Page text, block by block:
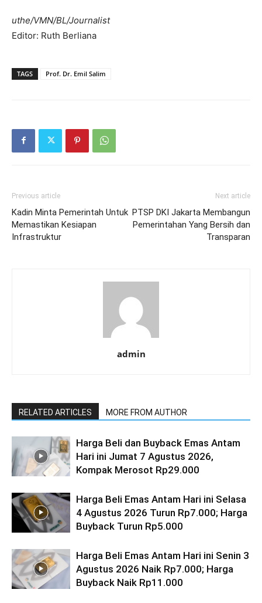
uthe/VMN/BL/Journalist
Editor: Ruth Berliana
TAGS Prof. Dr. Emil Salim
Previous article
Kadin Minta Pemerintah Untuk
Memastikan Kesiapan
Infrastruktur
Next article
PTSP DKI Jakarta Membangun
Pemerintahan Yang Bersih dan
Transparan
admin
RELATED ARTICLES MORE FROM AUTHOR
Harga Beli dan Buyback Emas Antam
Hari ini Jumat 7 Agustus 2026,
Kompak Merosot Rp29.000
Harga Beli Emas Antam Hari ini Selasa
4 Agustus 2026 Turun Rp7.000; Harga
Buyback Turun Rp5.000
Harga Beli Emas Antam Hari ini Senin 3
Agustus 2026 Naik Rp7.000; Harga
Buyback Naik Rp11.000